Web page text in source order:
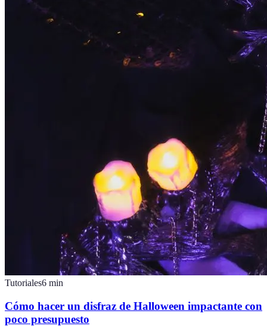
Tutoriales6 min
Cómo hacer un disfraz de Halloween impactante con
poco presupuesto